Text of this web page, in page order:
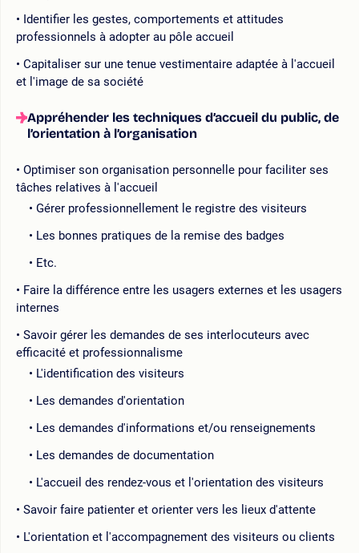
Identifier les gestes, comportements et attitudes
professionnels à adopter au pôle accueil
Capitaliser sur une tenue vestimentaire adaptée à l'accueil
et l'image de sa société
Appréhender les techniques d’accueil du public, de
l’orientation à l’organisation
Optimiser son organisation personnelle pour faciliter ses
tâches relatives à l'accueil
Gérer professionnellement le registre des visiteurs
Les bonnes pratiques de la remise des badges
Etc.
Faire la différence entre les usagers externes et les usagers
internes
Savoir gérer les demandes de ses interlocuteurs avec
efficacité et professionnalisme
L'identification des visiteurs
Les demandes d'orientation
Les demandes d'informations et/ou renseignements
Les demandes de documentation
L'accueil des rendez-vous et l'orientation des visiteurs
Savoir faire patienter et orienter vers les lieux d'attente
L'orientation et l'accompagnement des visiteurs ou clients